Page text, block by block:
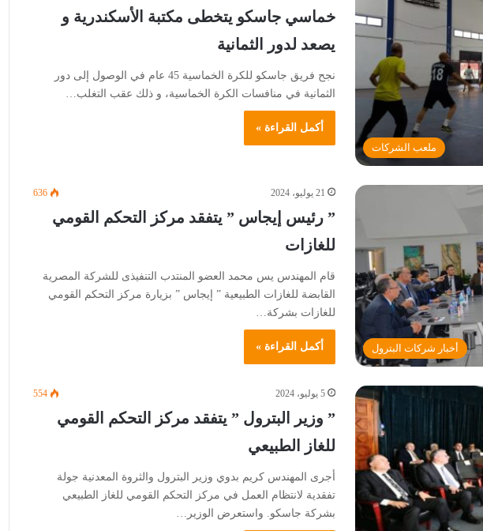
ملعب الشركات
خماسي جاسكو يتخطى مكتبة الأسكندرية و
يصعد لدور الثمانية
نجح فريق جاسكو للكرة الخماسية 45 عام في الوصول إلى دور
الثمانية في منافسات الكرة الخماسية، و ذلك عقب التغلب…
أكمل القراءة »
أخبار شركات البترول
21 يوليو، 2024 636
” رئيس إيجاس ” يتفقد مركز التحكم القومي
للغازات
قام المهندس يس محمد العضو المنتدب التنفيذى للشركة المصرية
القابضة للغازات الطبيعية ” إيجاس ” بزيارة مركز التحكم القومي
للغازات بشركة…
أكمل القراءة »
5 يوليو، 2024 554
” وزير البترول ” يتفقد مركز التحكم القومي
للغاز الطبيعي
أجرى المهندس كريم بدوي وزير البترول والثروة المعدنية جولة
تفقدية لانتظام العمل في مركز التحكم القومي للغاز الطبيعي
بشركة جاسكو. واستعرض الوزير…